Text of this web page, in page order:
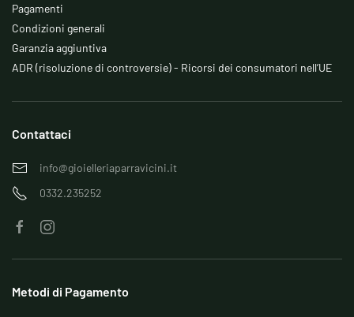
Pagamenti
Condizioni generali
Garanzia aggiuntiva
ADR (risoluzione di controversie) - Ricorsi dei consumatori nell’UE
Contattaci
info@gioielleriaparravicini.it
0332.235252
Metodi di Pagamento